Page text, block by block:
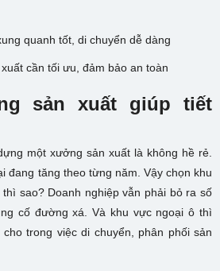
quanh tốt, di chuyển dễ dàng
cần tối ưu, đảm bảo an toàn
sản xuất giúp tiết
một xưởng sản xuất là không hề rẻ.
đang tăng theo từng năm. Vậy chọn khu
sao? Doanh nghiệp vẫn phải bỏ ra số
cố đường xá. Và khu vực ngoại ô thì
trong việc di chuyển, phân phối sản